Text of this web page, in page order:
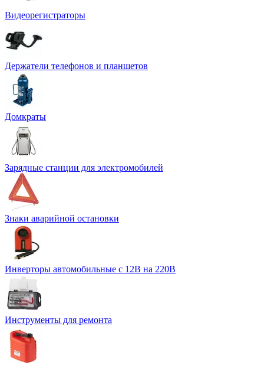
Видеорегистраторы
Держатели телефонов и планшетов
Домкраты
Зарядные станции для электромобилей
Знаки аварийной остановки
Инверторы автомобильные с 12В на 220В
Инструменты для ремонта